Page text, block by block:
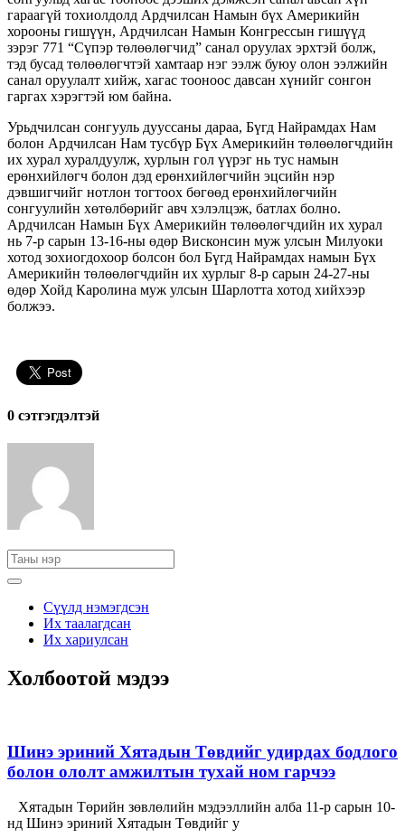
гараагүй тохиолдолд Ардчилсан Намын бүх Америкийн
хорооны гишүүн, Ардчилсан Намын Конгрессын гишүүд
зэрэг 771 “Сүпэр төлөөлөгчид” санал оруулах эрхтэй болж,
тэд бусад төлөөлөгчтэй хамтаар нэг ээлж буюу олон ээлжийн
санал оруулалт хийж, хагас тооноос давсан хүнийг сонгон
гаргах хэрэгтэй юм байна.
Урьдчилсан сонгууль дууссаны дараа, Бүгд Найрамдах Нам
болон Ардчилсан Нам тусбүр Бүх Америкийн төлөөлөгчдийн
их хурал хуралдуулж, хурлын гол үүрэг нь тус намын
ерөнхийлөгч болон дэд ерөнхийлөгчийн эцсийн нэр
дэвшигчийг нотлон тогтоох бөгөөд ерөнхийлөгчийн
сонгуулийн хөтөлбөрийг авч хэлэлцэж, батлах болно.
Ардчилсан Намын Бүх Америкийн төлөөлөгчдийн их хурал
нь 7-р сарын 13-16-ны өдөр Висконсин муж улсын Милуоки
хотод зохиогдохоор болсон бол Бүгд Найрамдах намын Бүх
Америкийн төлөөлөгчдийн их хурлыг 8-р сарын 24-27-ны
өдөр Хойд Каролина муж улсын Шарлотта хотод хийхээр
болжээ.
0 cэтгэгдэлтэй
Сүүлд нэмэгдсэн
Их таалагдсан
Их хариулсан
Холбоотой мэдээ
Шинэ эриний Хятадын Төвдийг удирдах бодлого
болон ололт амжилтын тухай ном гарчээ
нд Шинэ эриний Хятадын Төвдийг у